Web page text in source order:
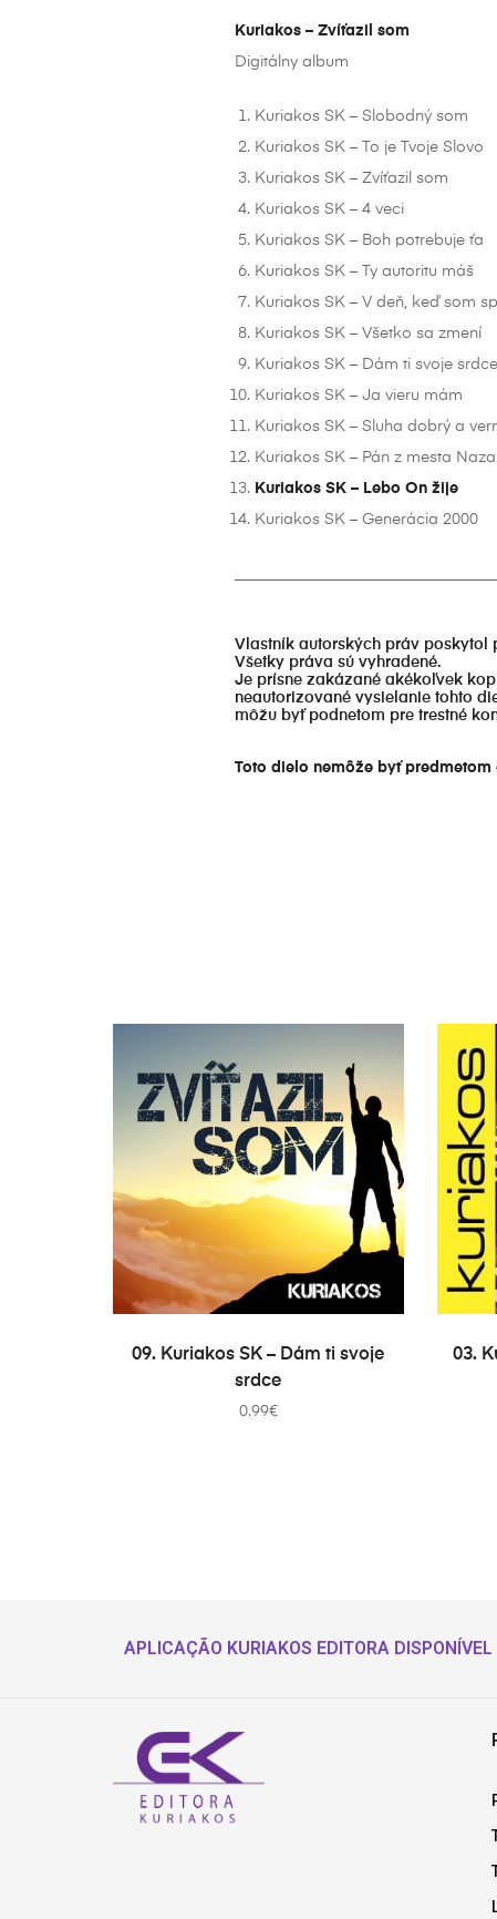
Kuriakos – Zvíťazil som
Digitálny album
Kuriakos SK – Slobodný som
Kuriakos SK – To je Tvoje Slovo
Kuriakos SK – Zvíťazil som
Kuriakos SK – 4 veci
Kuriakos SK – Boh potrebuje ťa
Kuriakos SK – Ty autoritu máš
Kuriakos SK – V deň, keď som
Kuriakos SK – Všetko sa zmení
Kuriakos SK – Dám ti svoje srdce
Kuriakos SK – Ja vieru mám
Kuriakos SK – Sluha dobrý a
Kuriakos SK – Pán z mesta
Kuriakos SK – Lebo On žije
Kuriakos SK – Generácia 2000
Vlastník autorských práv poskytol
Všetky práva sú vyhradené.
Je prísne zakázané akékoľvek
neautorizované vysielanie tohto
môžu byť podnetom pre trestné
Toto dielo nemôže byť
PRIDAŤ DO KOŠÍKA
09. Kuriakos SK – Dám ti svoje
srdce
0.99€
03.
APLICAÇÃO KURIAKOS EDITORA DISPONÍVEL